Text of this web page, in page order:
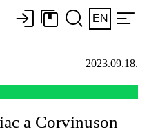
EN
2023.09.18.
a Corvinuson